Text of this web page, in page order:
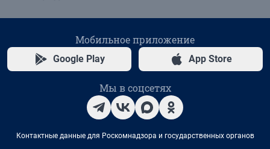
Мобильное приложение
Google Play App Store
Мы в соцсетях
Контактные данные для Роскомнадзора и государственных органов